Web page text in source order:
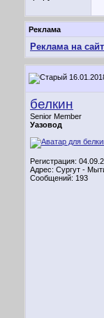
Реклама
Реклама на
белкин
Senior Member
Уазовод
Регистрация:
Адрес: Сургут -
Сообщений: 193